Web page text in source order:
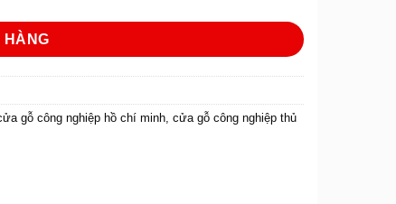
gỗ công nghiệp hồ chí minh, cửa gỗ công nghiệp thủ